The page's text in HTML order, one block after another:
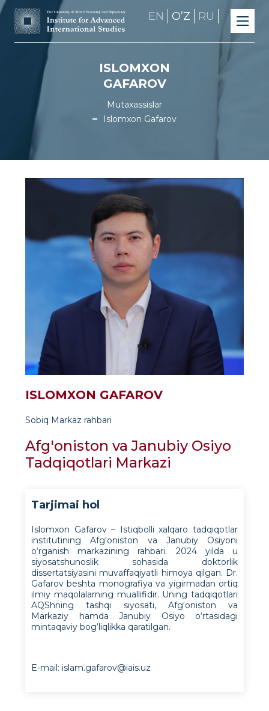
EN OʼZ RU
ISLOMXON
GAFAROV
Mutaxassislar
Islomxon Gafarov
ISLOMXON GAFAROV
Sobiq Markaz rahbari
Afg'oniston va Janubiy Osiyo
Tadqiqotlari Markazi
Tarjimai hol
Islomxon Gafarov – Istiqbolli xalqaro tadqiqotlar
institutining Afg‘oniston va Janubiy Osiyoni
o‘rganish markazining rahbari. 2024 yilda u
siyosatshunoslik sohasida doktorlik
dissertatsiyasini muvaffaqiyatli himoya qilgan. Dr.
Gafarov beshta monografiya va yigirmadan ortiq
ilmiy maqolalarning muallifidir. Uning tadqiqotlari
AQShning tashqi siyosati, Afg‘oniston va
Markaziy hamda Janubiy Osiyo o‘rtasidagi
mintaqaviy bog‘liqlikka qaratilgan.
E-mail: islam.gafarov@iais.uz